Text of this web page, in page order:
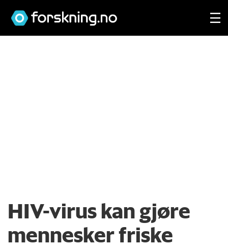
HIV-virus kan gjøre
mennesker friske